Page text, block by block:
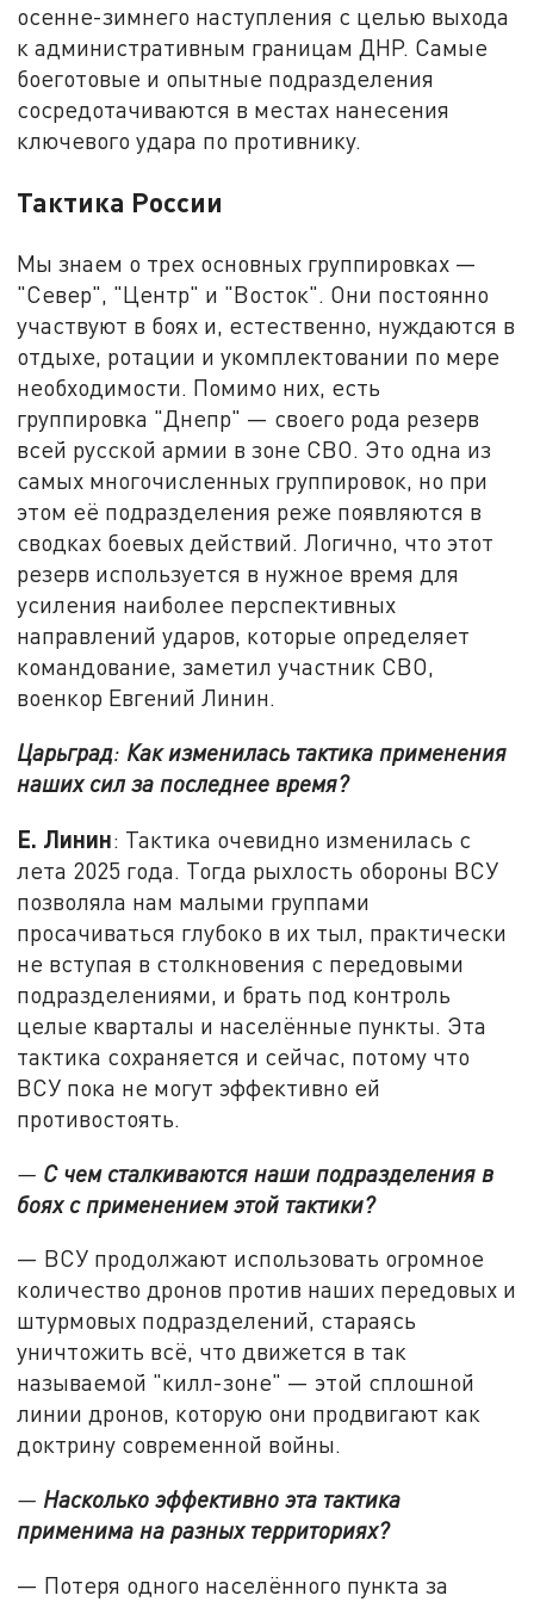
осенне-зимнего наступления с целью выхода
к административным границам ДНР. Самые
боеготовые и опытные подразделения
сосредотачиваются в местах нанесения
ключевого удара по противнику.
Тактика России
Мы знаем о трех основных группировках —
"Север", "Центр" и "Восток". Они постоянно
участвуют в боях и, естественно, нуждаются в
отдыхе, ротации и укомплектовании по мере
необходимости. Помимо них, есть
группировка "Днепр" — своего рода резерв
всей русской армии в зоне СВО. Это одна из
самых многочисленных группировок, но при
этом её подразделения реже появляются в
сводках боевых действий. Логично, что этот
резерв используется в нужное время для
усиления наиболее перспективных
направлений ударов, которые определяет
командование, заметил участник СВО,
военкор Евгений Линин.
Царьград: Как изменилась тактика применения
наших сил за последнее время?
Е. Линин: Тактика очевидно изменилась с
лета 2025 года. Тогда рыхлость обороны ВСУ
позволяла нам малыми группами
просачиваться глубоко в их тыл, практически
не вступая в столкновения с передовыми
подразделениями, и брать под контроль
целые кварталы и населённые пункты. Эта
тактика сохраняется и сейчас, потому что
ВСУ пока не могут эффективно ей
противостоять.
— С чем сталкиваются наши подразделения в
боях с применением этой тактики?
— ВСУ продолжают использовать огромное
количество дронов против наших передовых и
штурмовых подразделений, стараясь
уничтожить всё, что движется в так
называемой "килл-зоне" — этой сплошной
линии дронов, которую они продвигают как
доктрину современной войны.
— Насколько эффективно эта тактика
применима на разных территориях?
— Потеря одного населённого пункта за